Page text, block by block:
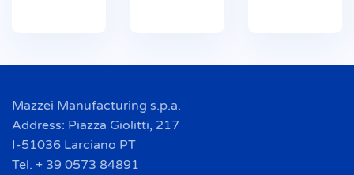
Mazzei Manufacturing s.p.a.
Address: Piazza Giolitti, 217
I-51036 Larciano PT
Tel. + 39 0573 84891